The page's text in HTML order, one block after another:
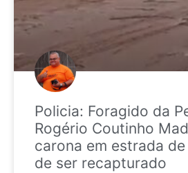
Policia: Foragido da
Rogério Coutinho
carona em estrada
de ser recapturado